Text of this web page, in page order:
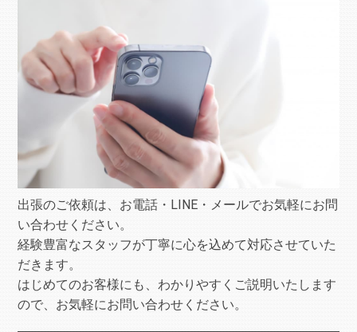
出張のご依頼は、お電話・LINE・メールでお気軽にお問
い合わせください。
経験豊富なスタッフが丁寧に心を込めて対応させていた
だきます。
はじめてのお客様にも、わかりやすくご説明いたします
ので、お気軽にお問い合わせください。